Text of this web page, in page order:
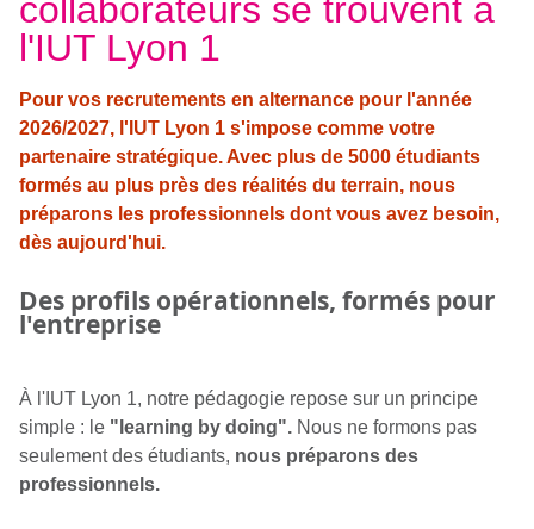
collaborateurs se trouvent à
l'IUT Lyon 1
Pour vos recrutements en alternance pour l'année
2026/2027, l'IUT Lyon 1 s'impose comme votre
partenaire stratégique. Avec plus de 5000 étudiants
formés au plus près des réalités du terrain, nous
préparons les professionnels dont vous avez besoin,
dès aujourd'hui.
Des profils opérationnels, formés pour
l'entreprise
À l'IUT Lyon 1, notre pédagogie repose sur un principe
simple : le "learning by doing". Nous ne formons pas
seulement des étudiants, nous préparons des
professionnels.